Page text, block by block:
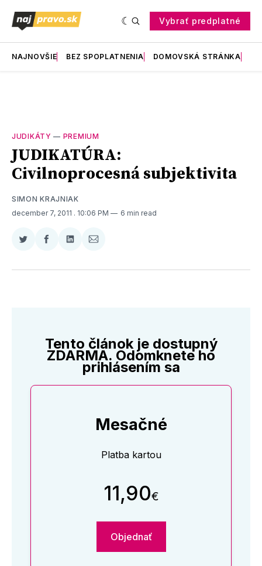
Vybrať predplatné
NAJNOVŠIE BEZ SPOPLATNENIA DOMOVSKÁ STRÁNKA
JUDIKÁTY — PREMIUM
JUDIKATÚRA:
Civilnoprocesná subjektivita
SIMON KRAJNIAK
december 7, 2011 . 10:06 PM 6 min read
Zdieľať
Twitter
Zdieľať
Facebooku
Zdieľať
LinkedIne
Zdieľať
E-
Tento článok je dostupný
ZDARMA. Odomknete ho
prihlásením sa
Mesačné
Platba kartou
11,90€
Objednať